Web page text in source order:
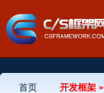
首页 开发框架 »